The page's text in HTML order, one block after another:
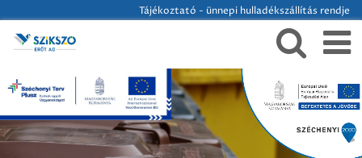
Tájékoztató - ünnepi hulladékszállítás rendje